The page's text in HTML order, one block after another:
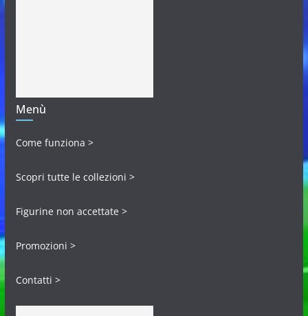
Menù
Come funziona >
Scopri tutte le collezioni >
Figurine non accettate >
Promozioni >
Contatti >